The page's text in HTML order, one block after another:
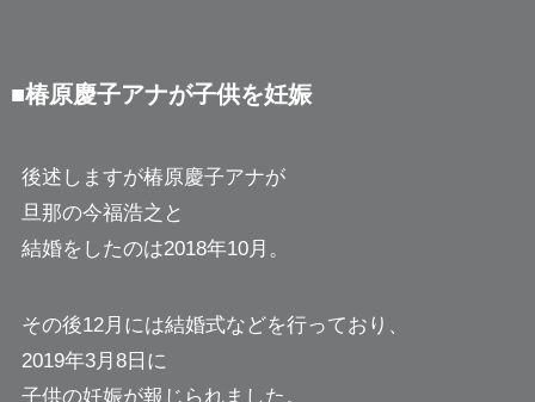
■椿原慶子アナが子供を妊娠
後述しますが椿原慶子アナが
旦那の今福浩之と
結婚をしたのは2018年10月。
その後12月には結婚式などを行っており、
2019年3月8日に
子供の妊娠が報じられました。